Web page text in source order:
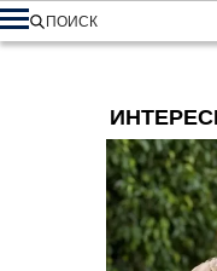
ПОИСК